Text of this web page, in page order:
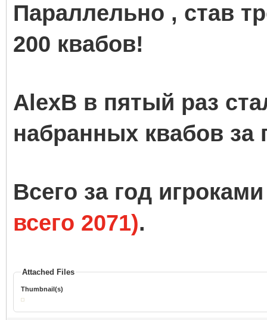
Параллельно , став
200 квабов!
AlexB в пятый раз
набранных квабов за
Всего за год
всего 2071).
Attached Files
Thumbnail(s)